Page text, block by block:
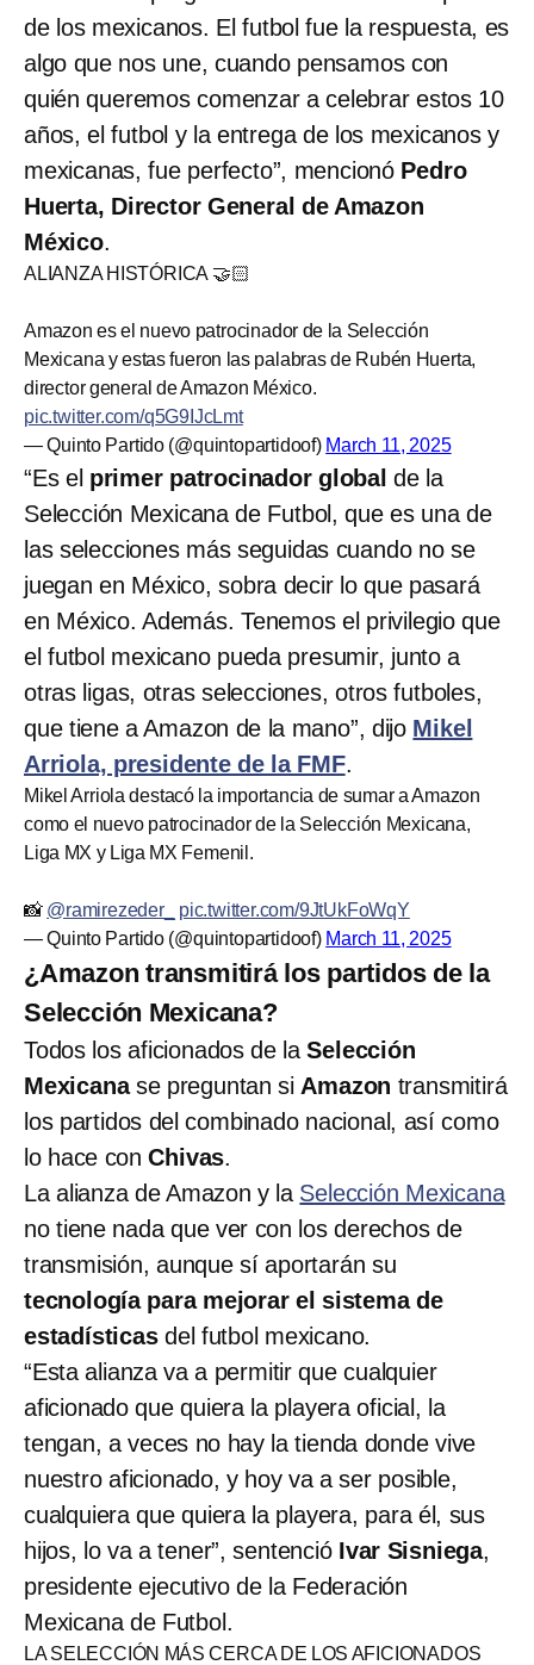
de los mexicanos. El futbol fue la respuesta, es
algo que nos une, cuando pensamos con
quién queremos comenzar a celebrar estos 10
años, el futbol y la entrega de los mexicanos y
mexicanas, fue perfecto”, mencionó Pedro
Huerta, Director General de Amazon
México.
ALIANZA HISTÓRICA 🤝🏻
Amazon es el nuevo patrocinador de la Selección
Mexicana y estas fueron las palabras de Rubén Huerta,
director general de Amazon México.
pic.twitter.com/q5G9IJcLmt
— Quinto Partido (@quintopartidoof) March 11, 2025
“Es el primer patrocinador globalde la
Selección Mexicana de Futbol, que es una de
las selecciones más seguidas cuando no se
juegan en México, sobra decir lo que pasará
en México. Además. Tenemos el privilegio que
el futbol mexicano pueda presumir, junto a
otras ligas, otras selecciones, otros futboles,
que tiene a Amazon de la mano”, dijo Mikel
Arriola, presidente de la FMF.
Mikel Arriola destacó la importancia de sumar a Amazon
como el nuevo patrocinador de la Selección Mexicana,
Liga MX y Liga MX Femenil.
📸 @ramirezeder_
pic.twitter.com/9JtUkFoWqY
— Quinto Partido (@quintopartidoof) March 11, 2025
¿Amazon transmitirá los partidos de la
Selección Mexicana?
Todos los aficionados de laSelección
Mexicanase preguntan si Amazon transmitirá
los partidos del combinado nacional, así como
lo hace conChivas.
La alianza de Amazon y la Selección Mexicana
no tiene nada que ver con los derechos de
transmisión, aunque sí aportarán su
tecnología para mejorar el sistema de
estadísticasdel futbol mexicano.
“Esta alianza va a permitir que cualquier
aficionado que quiera la playera oficial, la
tengan, a veces no hay la tienda donde vive
nuestro aficionado, y hoy va a ser posible,
cualquiera que quiera la playera, para él, sus
hijos, lo va a tener”, sentenció Ivar Sisniega,
presidente ejecutivo de la Federación
Mexicana de Futbol.
LA SELECCIÓN MÁS CERCA DE LOS AFICIONADOS